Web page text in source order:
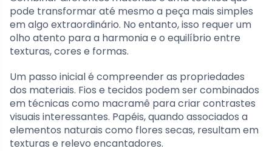
pode transformar até mesmo a peça mais simples
em algo extraordinário. No entanto, isso requer um
olho atento para a harmonia e o equilíbrio entre
texturas, cores e formas.
Um passo inicial é compreender as propriedades
dos materiais. Fios e tecidos podem ser combinados
em técnicas como macramê para criar contrastes
visuais interessantes. Papéis, quando associados a
elementos naturais como flores secas, resultam em
texturas e relevo encantadores.